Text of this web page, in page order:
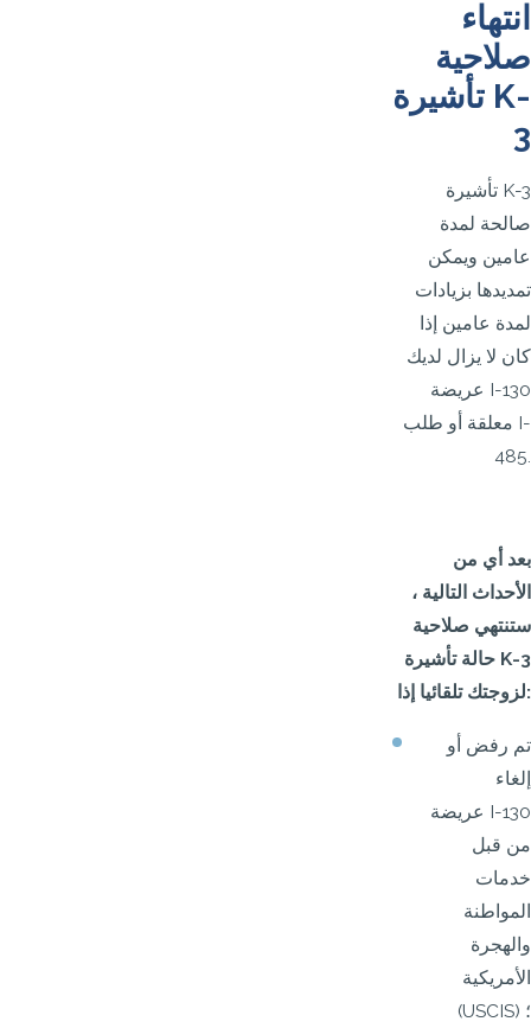
انتهاء
صلاحية
تأشيرة K-
3
تأشيرة K-3
صالحة لمدة
عامين ويمكن
تمديدها بزيادات
لمدة عامين إذا
كان لا يزال لديك
عريضة I-130
معلقة أو طلب I-
485.
بعد أي من
الأحداث التالية ،
ستنتهي صلاحية
حالة تأشيرة K-3
لزوجتك تلقائيا إذا:
تم رفض أو
إلغاء
عريضة I-130
من قبل
خدمات
المواطنة
والهجرة
الأمريكية
(USCIS) ؛